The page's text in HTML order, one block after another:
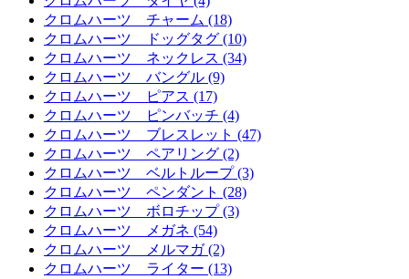
クロムハーツ チャーム (18)
クロムハーツ ドッグタグ (10)
クロムハーツ ネックレス (34)
クロムハーツ バングル (9)
クロムハーツ ピアス (17)
クロムハーツ ピンバッチ (4)
クロムハーツ ブレスレット (47)
クロムハーツ ペアリング (2)
クロムハーツ ベルトループ (3)
クロムハーツ ペンダント (28)
クロムハーツ ボロチップ (3)
クロムハーツ メガネ (54)
クロムハーツ メルマガ (2)
クロムハーツ ライター (13)